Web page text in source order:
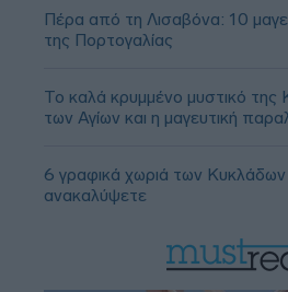
Πέρα από τη Λισαβόνα: 10
της Πορτογαλίας
Το καλά κρυμμένο μυστικό της
των Αγίων και η μαγευτική
6 γραφικά χωριά των Κυκλάδων
ανακαλύψετε